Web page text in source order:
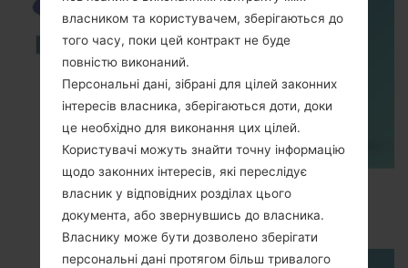
How to Enable Developer Options & USB
Debugging on Samsung ?
власником та користувачем, зберігаються до
того часу, поки цей контракт не буде
повністю виконаний.
Персональні дані, зібрані для цілей законних
інтересів власника, зберігаються доти, доки
це необхідно для виконання цих цілей.
Користувачі можуть знайти точну інформацію
щодо законних інтересів, які переслідує
власник у відповідних розділах цього
документа, або звернувшись до власника.
Власнику може бути дозволено зберігати
персональні дані протягом більш тривалого